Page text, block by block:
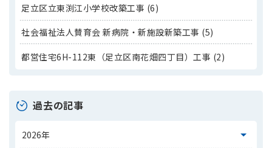
足立区立東渕江小学校改築工事 (6)
社会福祉法人賛育会 新病院・新施設新築工事 (5)
都営住宅6H-112東（足立区南花畑四丁目）工事 (2)
過去の記事